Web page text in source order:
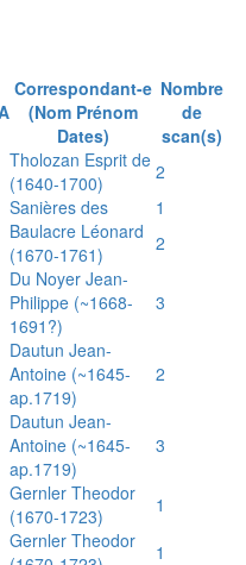
Correspondant-e
(Nom Prénom
Dates)
Nombre
de
scan(s)
Tholozan Esprit de
(1640-1700)
2
Sanières des
1
Baulacre Léonard
(1670-1761)
2
Du Noyer Jean-
Philippe (~1668-
1691?)
3
Dautun Jean-
Antoine (~1645-
ap.1719)
2
Dautun Jean-
Antoine (~1645-
ap.1719)
3
Gernler Theodor
(1670-1723)
1
Gernler Theodor
1